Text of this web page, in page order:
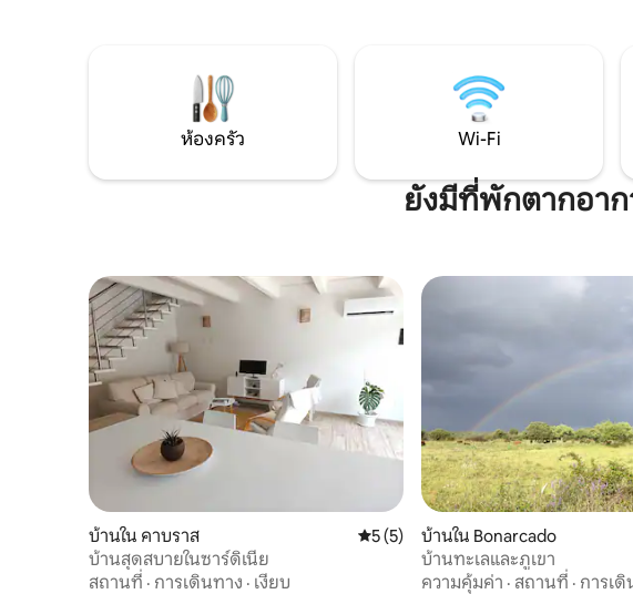
ห้องครัว Wi-Fi
ยังมีที่พักตากอาก
บ้านใน คาบราส คะแนนเฉลี่ย 5 จาก 5, 5 รีวิว
5 (5)
บ้านสุดสบายในซาร์ดิเนีย
สถานที่ · การเดินทาง · เงียบ
บ้านใน Bonarcado
บ้านทะเลและภูเขา
ความคุ้มค่า · สถานที่ · การเดิ